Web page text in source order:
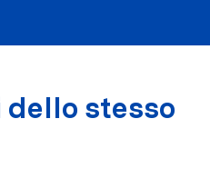
stesso